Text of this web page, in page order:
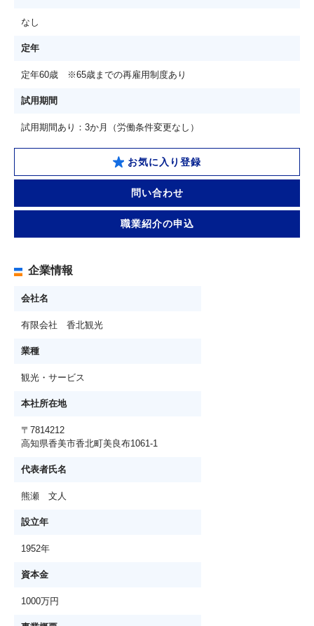
なし
定年
定年60歳 ※65歳までの再雇用制度あり
試用期間
試用期間あり：3か月（労働条件変更なし）
お気に入り登録
問い合わせ
職業紹介の申込
企業情報
会社名
有限会社 香北観光
業種
観光・サービス
本社所在地
〒7814212
高知県香美市香北町美良布1061-1
代表者氏名
熊瀬 文人
設立年
1952年
資本金
1000万円